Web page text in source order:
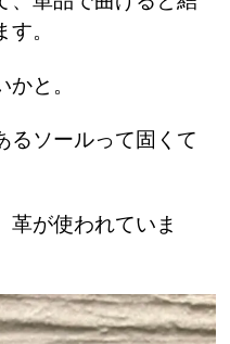
。
と。
るソールって固くて
革が使われていま